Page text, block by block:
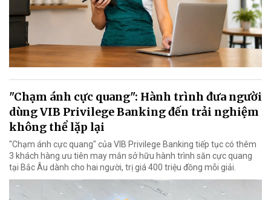
"Chạm ánh cực quang": Hành trình đưa người
dùng VIB Privilege Banking đến trải nghiệm
không thể lặp lại
"Chạm ánh cực quang" của VIB Privilege Banking tiếp tục có thêm
3 khách hàng ưu tiên may mắn sở hữu hành trình săn cực quang
tại Bắc Âu dành cho hai người, trị giá 400 triệu đồng mỗi giải.